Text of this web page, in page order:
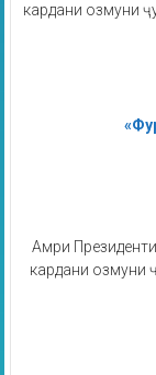
кардани озмуни
Амри
кардани озмуни